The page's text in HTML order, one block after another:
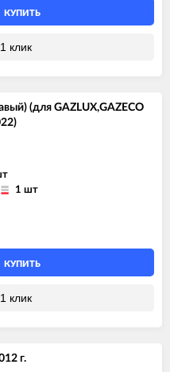
КУПИТЬ
клик
(для GAZLUX,GAZECO
1 шт
КУПИТЬ
клик
г.